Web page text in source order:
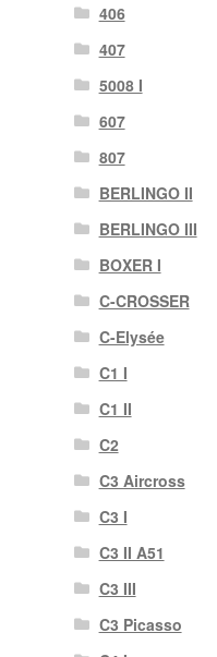
406
407
5008 I
607
807
BERLINGO II
BERLINGO III
BOXER I
C-CROSSER
C-Elysée
C1 I
C1 II
C2
C3 Aircross
C3 I
C3 II A51
C3 III
C3 Picasso